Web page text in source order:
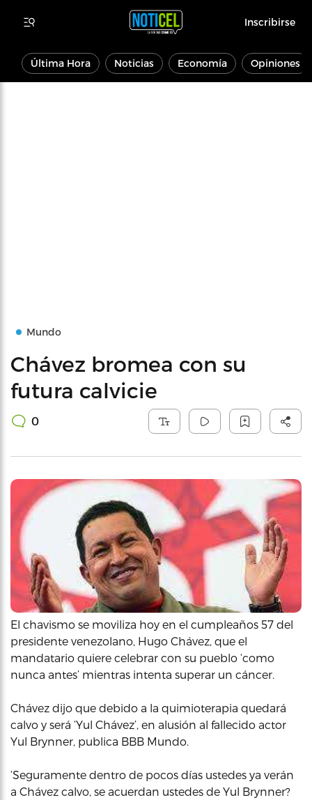
Inscribirse
Última Hora Noticias Economía Opiniones
Mundo
Chávez bromea con su
futura calvicie
0
El chavismo se moviliza hoy en el cumpleaños 57 del
presidente venezolano, Hugo Chávez, que el
mandatario quiere celebrar con su pueblo ‘como
nunca antes’ mientras intenta superar un cáncer.
Chávez dijo que debido a la quimioterapia quedará
calvo y será ‘Yul Chávez’, en alusión al fallecido actor
Yul Brynner, publica BBB Mundo.
‘Seguramente dentro de pocos días ustedes ya verán
a Chávez calvo, se acuerdan ustedes de Yul Brynner?